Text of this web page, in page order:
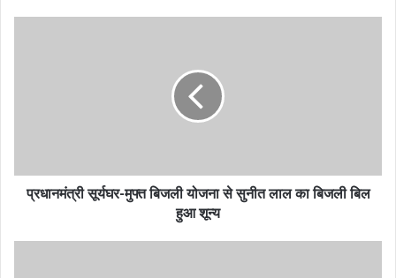
प्रधानमंत्री सूर्यघर-मुफ्त बिजली योजना से सुनीत लाल का बिजली बिल
हुआ शून्य